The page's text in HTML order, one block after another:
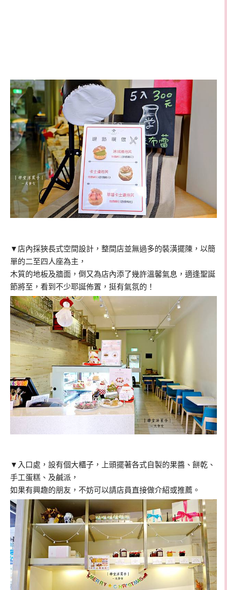
▼ 店內採狹長式空間設計，整間店並無過多的裝潢擺陳，以簡
單的二至四人座為主，
木質的地板及牆面，倒又為店內添了幾許溫馨氣息，適逢聖誕
節將至，看到不少耶誕佈置，挺有氣氛的！
▼ 入口處，設有個大櫃子，上頭擺著各式自製的果醬、餅乾、
手工蛋糕、及鹹派，
如果有興趣的朋友，不妨可以請店員直接做介紹或推薦。